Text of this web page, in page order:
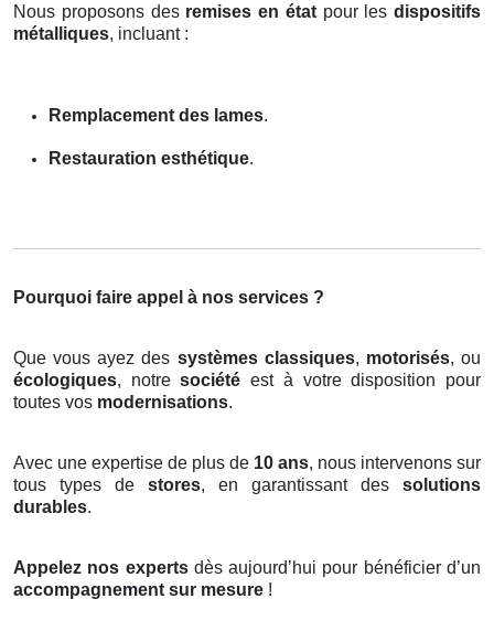
Nous proposons des remises en étatpour les dispositifs
métalliques, incluant :
Remplacement des lames.
Restauration esthétique.
Pourquoi faire appel à nos services ?
Que vous ayez des systèmes classiques, motorisés, ou
écologiques, notresociété est à votre disposition pour
toutes vos modernisations.
Avec une expertise de plus de 10 ans, nous intervenons sur
tous types de stores, en garantissant des solutions
durables.
Appelez nos expertsdès aujourd’hui pour bénéficier d’un
accompagnement sur mesure !